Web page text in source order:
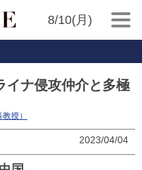
8/10(月)
イナ侵攻仲介と多極
授）
2023/04/04